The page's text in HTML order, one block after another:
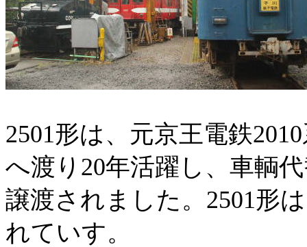
2501形は、元京王電鉄2010
へ渡り 20年活躍し、車輌
譲渡されました。 2501形
れていす。